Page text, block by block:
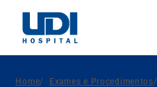
Home/ Exames e Procedimentos/